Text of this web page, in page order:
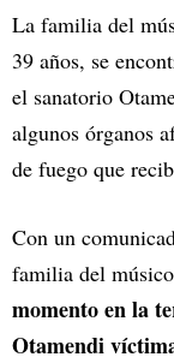
La familia del
39 años, se
el sanatorio
algunos órganos
de fuego que
Con un
familia del
momento en la
Otamendi